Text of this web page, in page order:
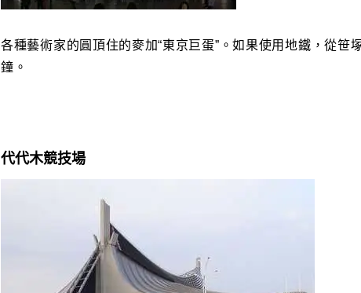
各種藝術家的圓頂住的麥加“東京巨蛋”。如果使用地鐵，從笹
鐘。
代代木競技場